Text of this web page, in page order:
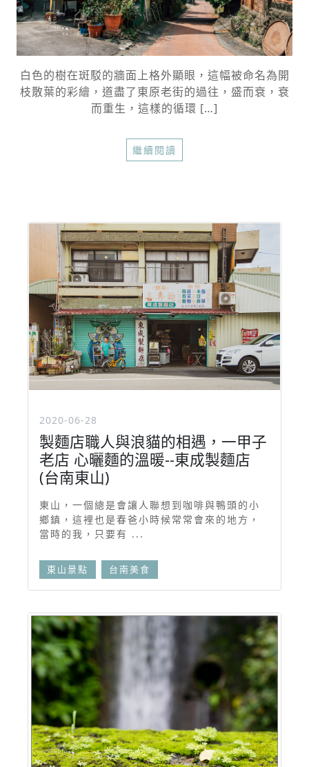
白色的樹在斑駁的牆面上格外顯眼，這幅被命名為開
枝散葉的彩繪，道盡了東原老街的過往，盛而衰，衰
而重生，這樣的循環 […]
繼續閱讀
2020-06-28
製麵店職人與浪貓的相遇，一甲子
老店 心曬麵的溫暖--東成製麵店
(台南東山)
東山，一個總是會讓人聯想到咖啡與鴨頭的小
鄉鎮，這裡也是春爸小時候常常會來的地方，
當時的我，只要有 ...
東山景點 台南美食